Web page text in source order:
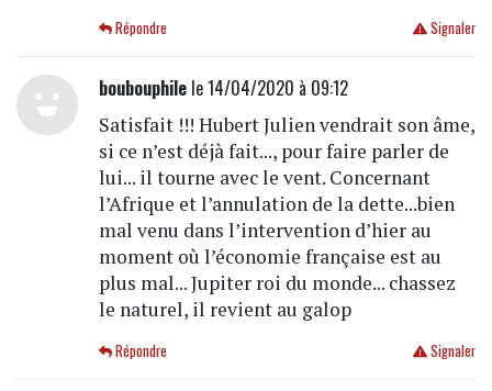
Signaler
Répondre
boubouphilele 14/04/2020 à 09:12
Satisfait !!! Hubert Julien vendrait son âme,
si ce n’est déjà fait..., pour faire parler de
lui... il tourne avec le vent. Concernant
l’Afrique et l’annulation de la dette...bien
mal venu dans l’intervention d’hier au
moment où l’économie française est au
plus mal... Jupiter roi du monde... chassez
le naturel, il revient au galop
Signaler
Répondre